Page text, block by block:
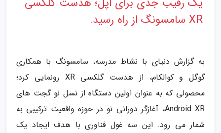
XR سامسونگ از راه رسید.
به گزارش دنیای با نشاط مدرسه، سامسونگ با همکاری
گوگل و کوالکام، از هدست گلکسی XR رونمایی کرد؛
محصولی که به عنوان اولین دستگاه از نسل نو گجت های
Android XR، آغازگر دورانی نو در حوزه واقعیت ترکیبی به
شمار می رود. این سه غول فناوری با هدف ایجاد یک